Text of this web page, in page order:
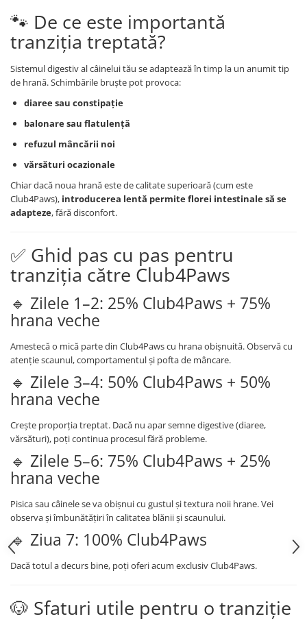
🐾 De ce este importantă
tranziția treptată?
Sistemul digestiv al câinelui tău se adaptează în timp la un anumit tip
de hrană. Schimbările bruște pot provoca:
diaree sau constipație
balonare sau flatulență
refuzul mâncării noi
vărsături ocazionale
Chiar dacă noua hrană este de calitate superioară (cum este
Club4Paws), introducerea lentă permite florei intestinale să se
adapteze, fără disconfort.
✅ Ghid pas cu pas pentru
tranziția către Club4Paws
🔹 Zilele 1–2: 25% Club4Paws + 75%
hrana veche
Amestecă o mică parte din Club4Paws cu hrana obișnuită. Observă cu
atenție scaunul, comportamentul și pofta de mâncare.
🔹 Zilele 3–4: 50% Club4Paws + 50%
hrana veche
Crește proporția treptat. Dacă nu apar semne digestive (diaree,
vărsături), poți continua procesul fără probleme.
🔹 Zilele 5–6: 75% Club4Paws + 25%
hrana veche
Pisica sau câinele se va obișnui cu gustul și textura noii hrane. Vei
observa și îmbunătățiri în calitatea blănii și scaunului.
🔹 Ziua 7: 100% Club4Paws
Dacă totul a decurs bine, poți oferi acum exclusiv Club4Paws.
🐶 Sfaturi utile pentru o tranziție